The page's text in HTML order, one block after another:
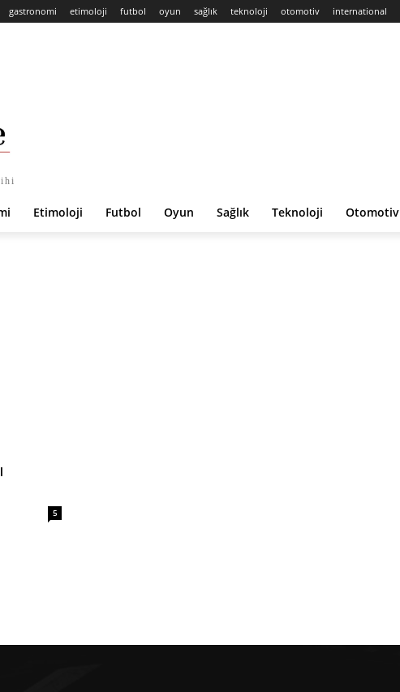
gastronomi etimoloji futbol oyun sağlık teknoloji otomotiv international
Etimoloji Futbol Oyun Sağlık Teknoloji Otomotiv
5